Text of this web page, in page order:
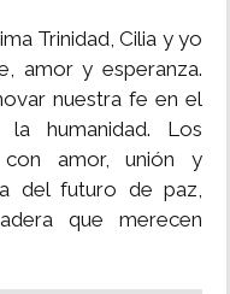
Trinidad, Cilia y yo
amor y esperanza.
nuestra fe en el
humanidad. Los
amor, unión y
del futuro de paz,
que merecen